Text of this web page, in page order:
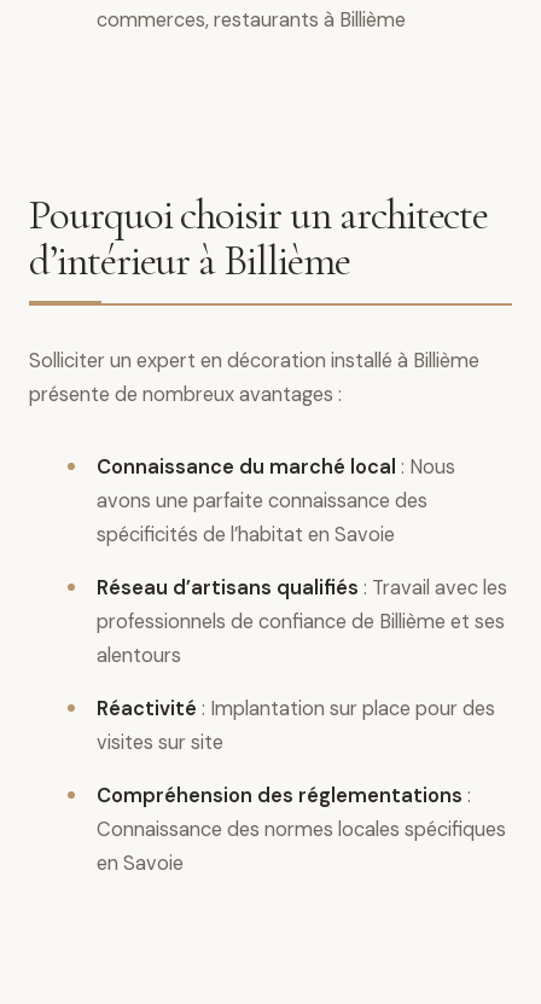
commerces, restaurants à Billième
Pourquoi choisir un architecte
d’intérieur à Billième
Solliciter un expert en décoration installé à Billième
présente de nombreux avantages :
Connaissance du marché local : Nous
avons une parfaite connaissance des
spécificités de l’habitat en Savoie
Réseau d’artisans qualifiés : Travail avec les
professionnels de confiance de Billième et ses
alentours
Réactivité : Implantation sur place pour des
visites sur site
Compréhension des réglementations :
Connaissance des normes locales spécifiques
en Savoie